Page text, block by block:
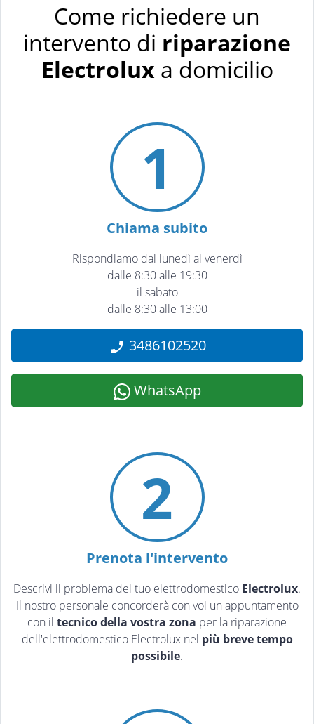
Come richiedere un
intervento di riparazione
Electrolux a domicilio
1
Chiama subito
Rispondiamo dal lunedì al venerdì
dalle 8:30 alle 19:30
il sabato
dalle 8:30 alle 13:00
3486102520
WhatsApp
2
Prenota l'intervento
Descrivi il problema del tuo elettrodomestico Electrolux.
Il nostro personale concorderà con voi un appuntamento
con il tecnico della vostra zona per la riparazione
dell'elettrodomestico Electrolux nel più breve tempo
possibile.